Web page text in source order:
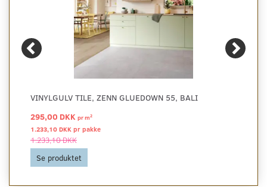
VINYLGULV TILE, ZENN GLUEDOWN 55, BALI
295,00 DKK prm2
1.233,10 DKK pr pakke
1.233,10 DKK
Se produktet